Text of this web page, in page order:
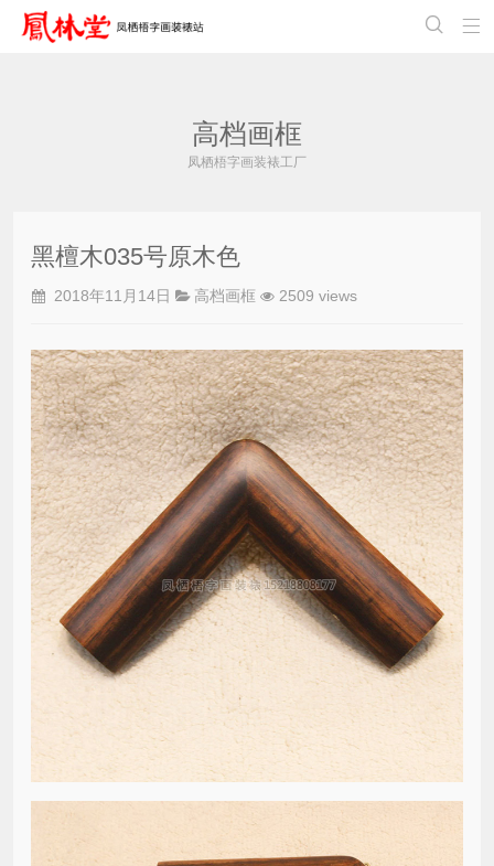


高档画框
凤栖梧字画装裱工厂
黑檀木035号原木色
2018年11月14日 高档画框 2509 views